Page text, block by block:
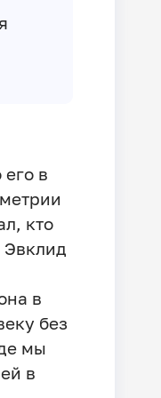
в
кто
Эвклид
в
без
мы
в